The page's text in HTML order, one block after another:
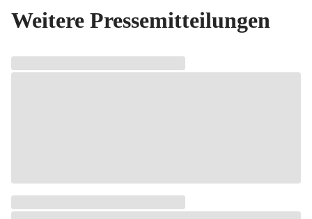
Weitere Pressemitteilungen